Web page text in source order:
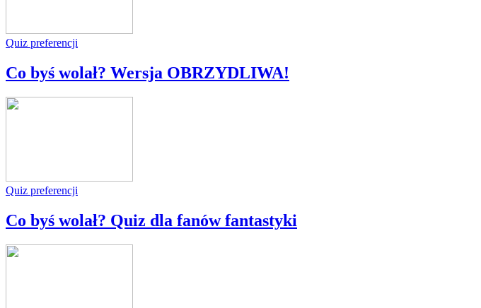
Quiz preferencji
Co byś wolał? Wersja OBRZYDLIWA!
Quiz preferencji
Co byś wolał? Quiz dla fanów fantastyki